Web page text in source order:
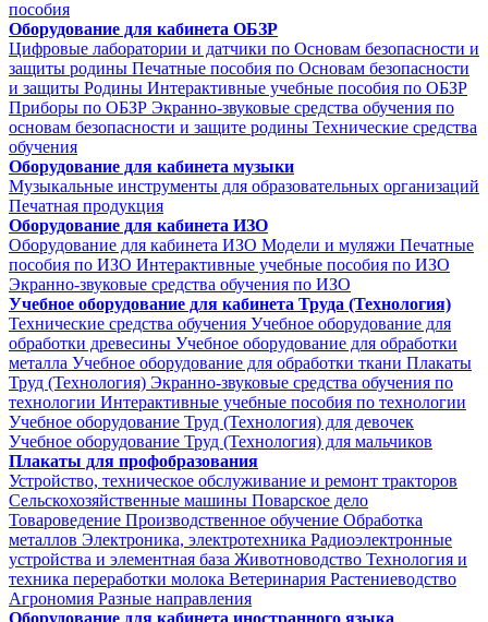
пособия
Оборудование для кабинета ОБЗР
Цифровые лаборатории и датчики по Основам безопасности и
защиты родины Печатные пособия по Основам безопасности
и защиты Родины Интерактивные учебные пособия по ОБЗР
Приборы по ОБЗР Экранно-звуковые средства обучения по
основам безопасности и защите родины Технические средства
обучения
Оборудование для кабинета музыки
Музыкальные инструменты для образовательных организаций
Печатная продукция
Оборудование для кабинета ИЗО
Оборудование для кабинета ИЗО Модели и муляжи Печатные
пособия по ИЗО Интерактивные учебные пособия по ИЗО
Экранно-звуковые средства обучения по ИЗО
Учебное оборудование для кабинета Труда (Технология)
Технические средства обучения Учебное оборудование для
обработки древесины Учебное оборудование для обработки
металла Учебное оборудование для обработки ткани Плакаты
Труд (Технология) Экранно-звуковые средства обучения по
технологии Интерактивные учебные пособия по технологии
Учебное оборудование Труд (Технология) для девочек
Учебное оборудование Труд (Технология) для мальчиков
Плакаты для профобразования
Устройство, техническое обслуживание и ремонт тракторов
Сельскохозяйственные машины Поварское дело
Товароведение Производственное обучение Обработка
металлов Электроника, электротехника Радиоэлектронные
устройства и элементная база Животноводство Технология и
техника переработки молока Ветеринария Растениеводство
Агрономия Разные направления
Оборудование для кабинета иностранного языка